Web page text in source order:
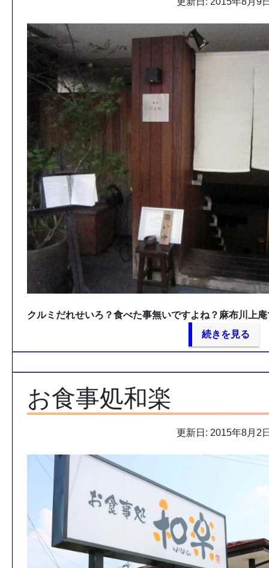
クルミだれせいろ？食べた事無いですよね？麻布川上
続きを見る
お食事処和楽
更新日: 2015年8月2